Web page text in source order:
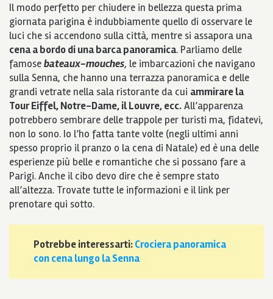
Il modo perfetto per chiudere in bellezza questa prima
giornata parigina è indubbiamente quello di osservare le
luci che si accendono sulla città, mentre si assapora una
cena a bordo di una barca panoramica. Parliamo delle
famosebateaux-mouches, le imbarcazioni che navigano
sulla Senna, che hanno una terrazza panoramica e delle
grandi vetrate nella sala ristorante da cui ammirare la
Tour Eiffel, Notre-Dame, il Louvre, ecc.All’apparenza
potrebbero sembrare delle trappole per turisti ma, fidatevi,
non lo sono. Io l’ho fatta tante volte (negli ultimi anni
spesso proprio il pranzo o la cena di Natale) ed è una delle
esperienze più belle e romantiche che si possano fare a
Parigi. Anche il cibo devo dire che è sempre stato
all’altezza. Trovate tutte le informazioni e il link per
prenotare qui sotto.
Potrebbe interessarti:Crociera panoramica
con cena lungo la Senna